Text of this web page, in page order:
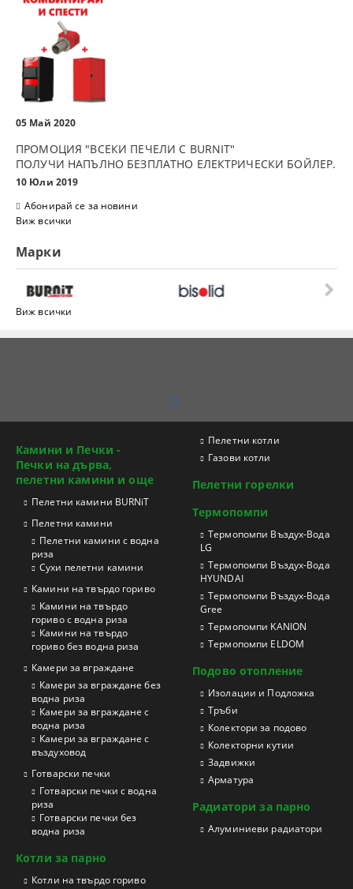
05 Май 2020
ПРОМОЦИЯ "ВСЕКИ ПЕЧЕЛИ С BURNIT"
ПОЛУЧИ НАПЪЛНО БЕЗПЛАТНО ЕЛЕКТРИЧЕСКИ БОЙЛЕР.
10 Юли 2019
Абонирай се за новини
Виж всички
Марки
Виж всички
Камини и Печки -
Печки на дърва,
пелетни камини и още
Пелетни камини BURNiT
Пелетни камини
Пелетни камини с водна
риза
Сухи пелетни камини
Камини на твърдо гориво
Камини на твърдо
гориво с водна риза
Камини на твърдо
гориво без водна риза
Камери за вграждане
Камери за вграждане без
водна риза
Камери за вграждане с
водна риза
Камери за вграждане с
въздуховод
Готварски печки
Готварски печки с водна
риза
Готварски печки без
водна риза
Котли за парно
Котли на твърдо гориво
Пелетни котли
Газови котли
Пелетни горелки
Термопомпи
Tермопомпи Въздух-Вода
LG
Термопомпи Въздух-Вода
HYUNDAI
Термопомпи Въздух-Вода
Gree
Термопомпи KANION
Термопомпи ELDOM
Подово отопление
Изолации и Подложка
Тръби
Колектори за подово
Колекторни кутии
Задвижки
Арматура
Радиатори за парно
Aлуминиеви радиатори